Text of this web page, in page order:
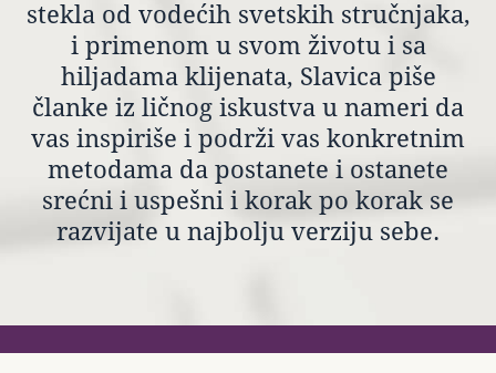
stekla od vodećih svetskih stručnjaka,
i primenom u svom životu i sa
hiljadama klijenata, Slavica piše
članke iz ličnog iskustva u nameri da
vas inspiriše i podrži vas konkretnim
metodama da postanete i ostanete
srećni i uspešni i korak po korak se
razvijate u najbolju verziju sebe.